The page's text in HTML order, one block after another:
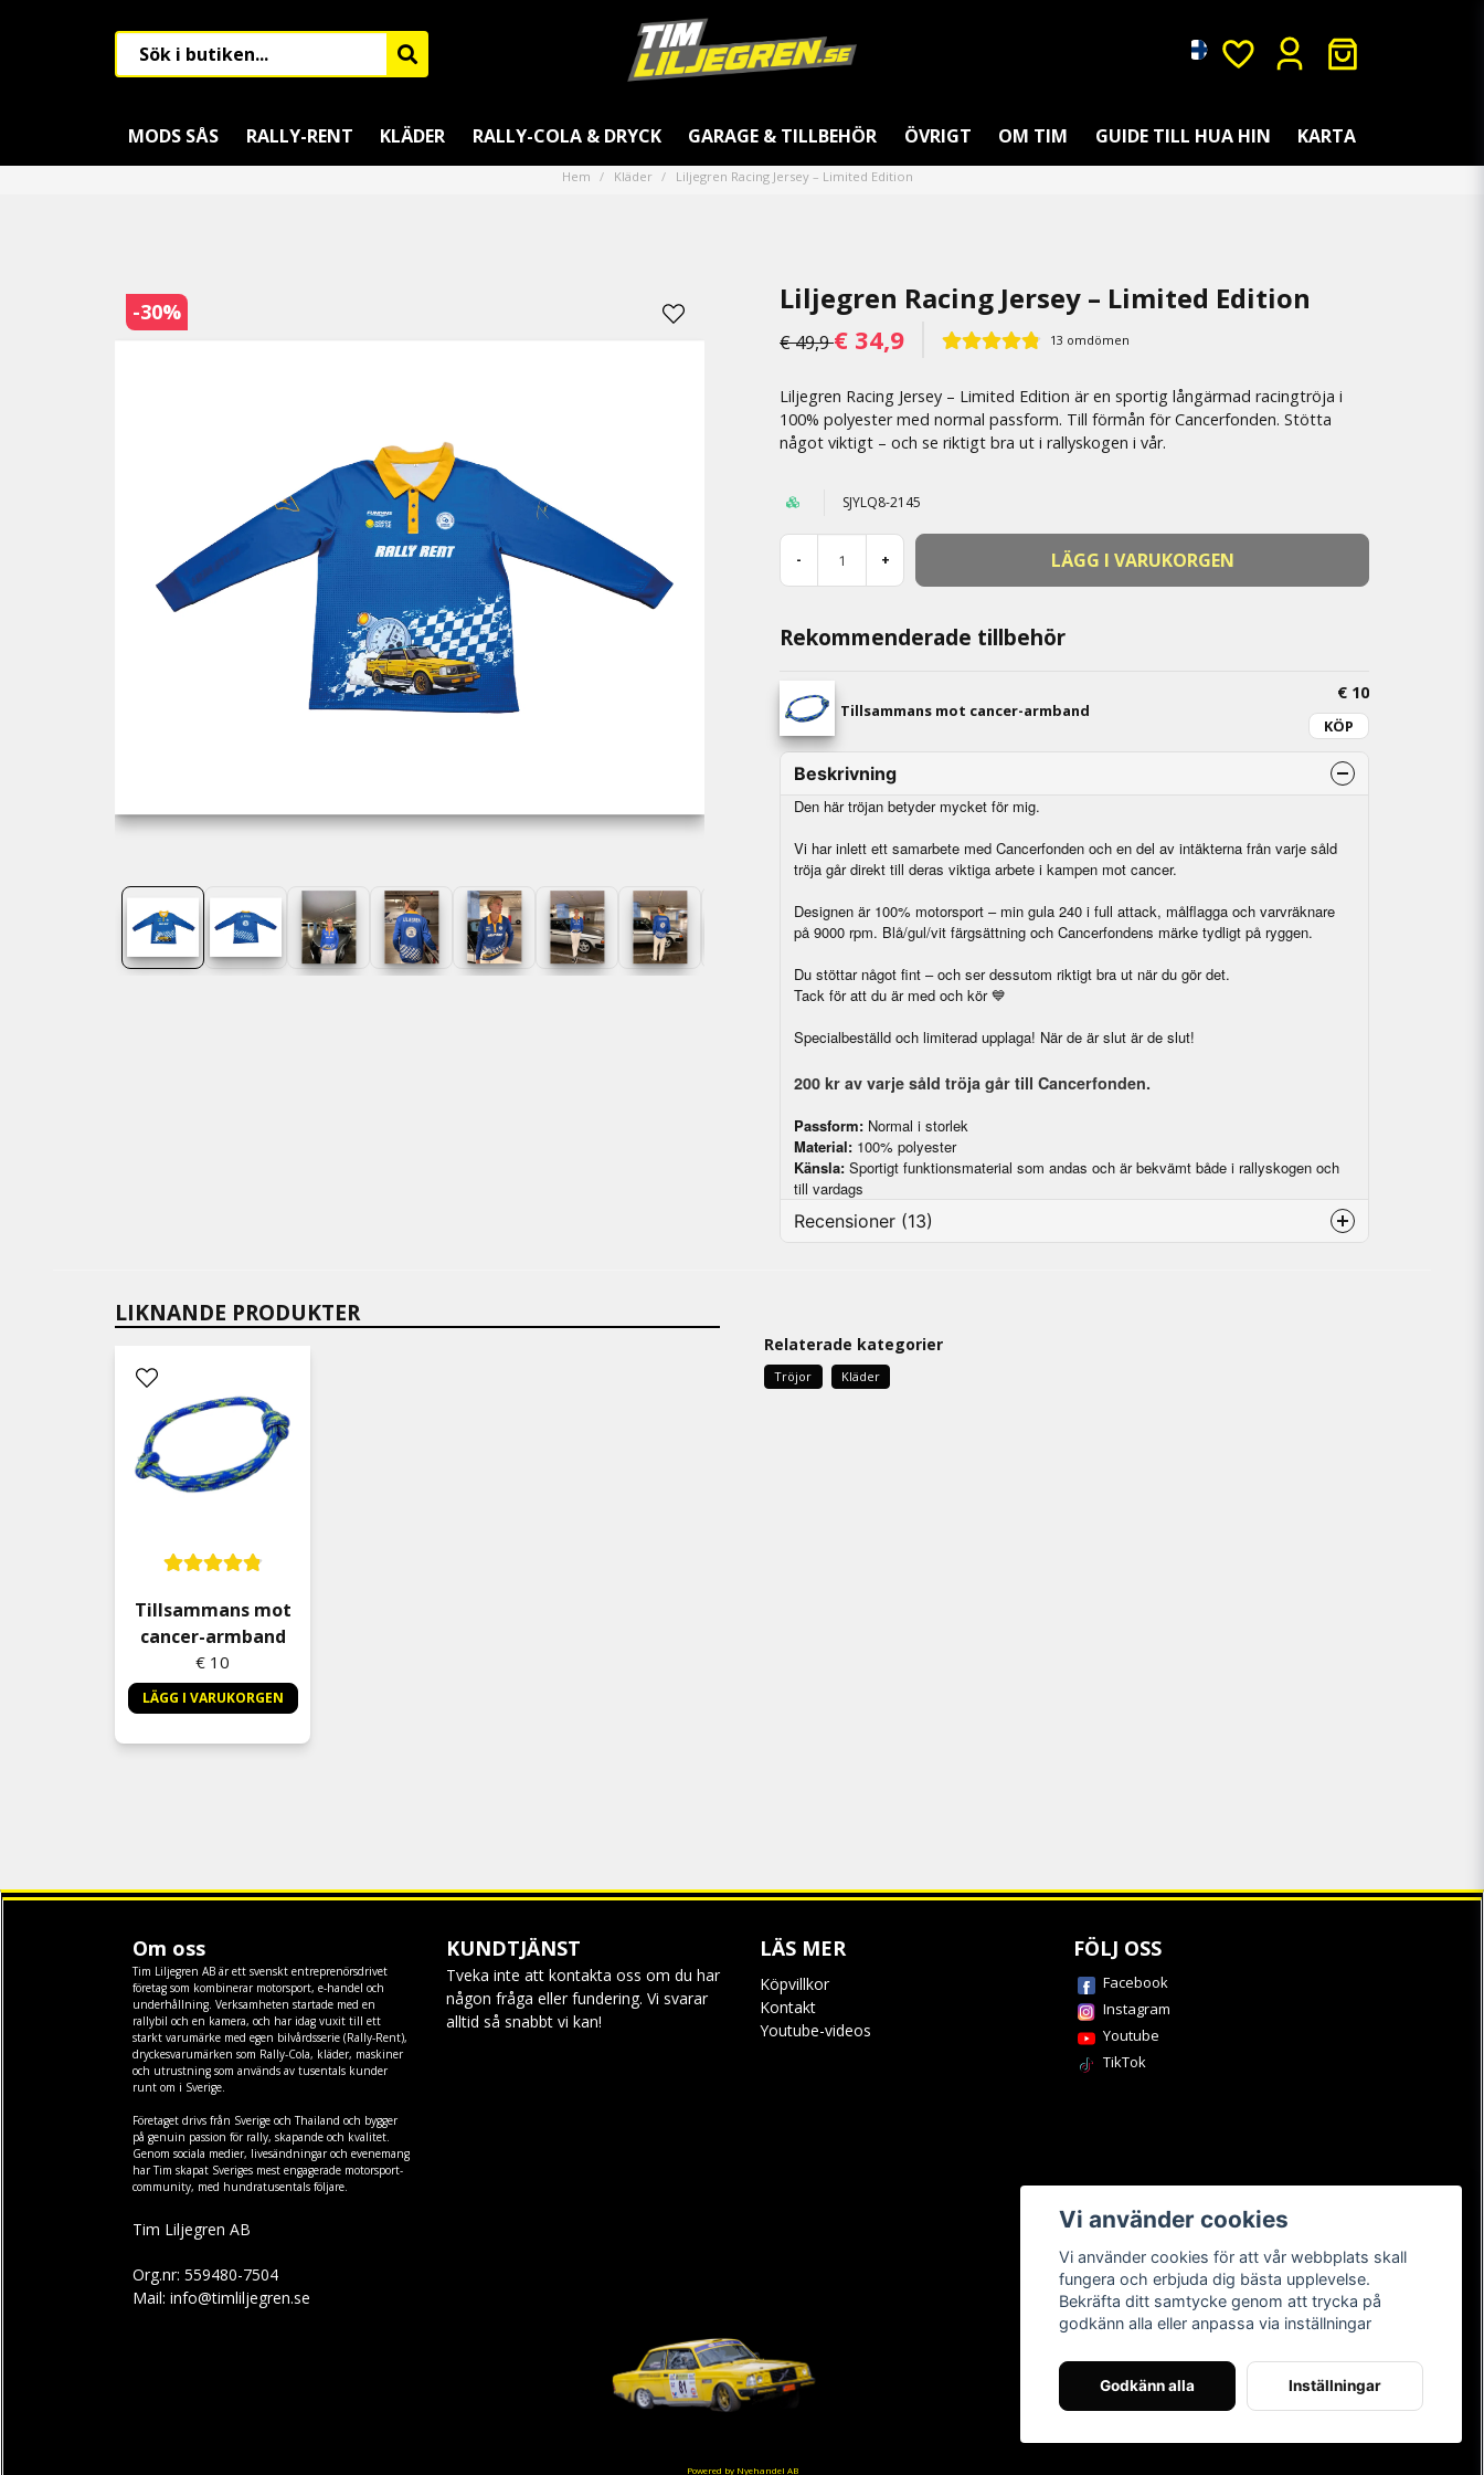
MODS SÅS RALLY-RENT KLÄDER RALLY-COLA & DRYCK GARAGE & TILLBEHÖR ÖVRIGT OM TIM GUIDE TILL HUA HIN KARTA
Hem Kläder Liljegren Racing Jersey – Limited Edition
-30% Liljegren Racing Jersey – Limited Edition
€ 49,9€ 34,9 13 omdömen
Liljegren Racing Jersey – Limited Edition är en sportig långärmad racingtröja i
100% polyester med normal passform. Till förmån för Cancerfonden. Stötta
något viktigt – och se riktigt bra ut i rallyskogen i vår.
SJYLQ8-2145
- + LÄGG I VARUKORGEN
Rekommenderade tillbehör
Tillsammans mot cancer-armband
€ 10
KÖP
Beskrivning
Den här tröjan betyder mycket för mig.
Vi har inlett ett samarbete med Cancerfonden och en del av intäkterna från varje såld
tröja går direkt till deras viktiga arbete i kampen mot cancer.
Designen är 100% motorsport – min gula 240 i full attack, målflagga och varvräknare
på 9000 rpm. Blå/gul/vit färgsättning och Cancerfondens märke tydligt på ryggen.
Du stöttar något fint – och ser dessutom riktigt bra ut när du gör det.
Tack för att du är med och kör 💙
Specialbeställd och limiterad upplaga! När de är slut är de slut!
200 kr av varje såld tröja går till Cancerfonden.
Passform: Normal i storlek
Material: 100% polyester
Känsla: Sportigt funktionsmaterial som andas och är bekvämt både i rallyskogen och
till vardags
Recensioner (13)
Veronica
3 kuukautta sitten
4 kuukautta sitten
Jan-erik
Kalle
4 kuukautta sitten
LIKNANDE PRODUKTER
Tillsammans mot
cancer-armband
€ 10
LÄGG I VARUKORGEN
Relaterade kategorier
Tröjor Kläder
Om oss
Tim Liljegren AB är ett svenskt entreprenörsdrivet
företag som kombinerar motorsport, e-handel och
underhållning. Verksamheten startade med en
rallybil och en kamera, och har idag vuxit till ett
starkt varumärke med egen bilvårdsserie (Rally-Rent),
dryckesvarumärken som Rally-Cola, kläder, maskiner
och utrustning som används av tusentals kunder
runt om i Sverige.
Företaget drivs från Sverige och Thailand och bygger
på genuin passion för rally, skapande och kvalitet.
Genom sociala medier, livesändningar och evenemang
har Tim skapat Sveriges mest engagerade motorsport-
community, med hundratusentals följare.
Tim Liljegren AB
Org.nr: 559480-7504
Mail: info@timliljegren.se
KUNDTJÄNST
Tveka inte att kontakta oss om du har
någon fråga eller fundering. Vi svarar
alltid så snabbt vi kan!
LÄS MER
Köpvillkor
Kontakt
Youtube-videos
FÖLJ OSS
Facebook
Instagram
Youtube
TikTok
Powered by Nyehandel AB
Vi använder cookies
Vi använder cookies för att vår webbplats skall
fungera och erbjuda dig bästa upplevelse.
Bekräfta ditt samtycke genom att trycka på
godkänn alla eller anpassa via inställningar
Godkänn alla Inställningar